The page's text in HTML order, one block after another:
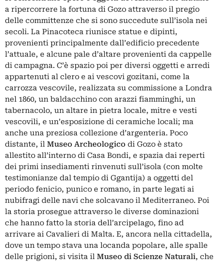
a ripercorrere la fortuna di Gozo attraverso il pregio
delle committenze che si sono succedute sull’isola nei
secoli. La Pinacoteca riunisce statue e dipinti,
provenienti principalmente dall’edificio precedente
l’attuale, e alcune pale d’altare provenienti da cappelle
di campagna. C’è spazio poi per diversi oggetti e arredi
appartenuti al clero e ai vescovi gozitani, come la
carrozza vescovile, realizzata su commissione a Londra
nel 1860, un baldacchino con arazzi fiamminghi, un
tabernacolo, un altare in pietra locale, mitre e vesti
vescovili, e un’esposizione di ceramiche locali; ma
anche una preziosa collezione d’argenteria. Poco
distante, il Museo Archeologico di Gozo è stato
allestito all’interno di Casa Bondi, e spazia dai reperti
dei primi insediamenti rinvenuti sull’isola (con molte
testimonianze dal tempio di Ggantija) a oggetti del
periodo fenicio, punico e romano, in parte legati ai
nubifragi delle navi che solcavano il Mediterraneo. Poi
la storia prosegue attraverso le diverse dominazioni
che hanno fatto la storia dell’arcipelago, fino ad
arrivare ai Cavalieri di Malta. E, ancora nella cittadella,
dove un tempo stava una locanda popolare, alle spalle
delle prigioni, si visita il Museo di Scienze Naturali, che